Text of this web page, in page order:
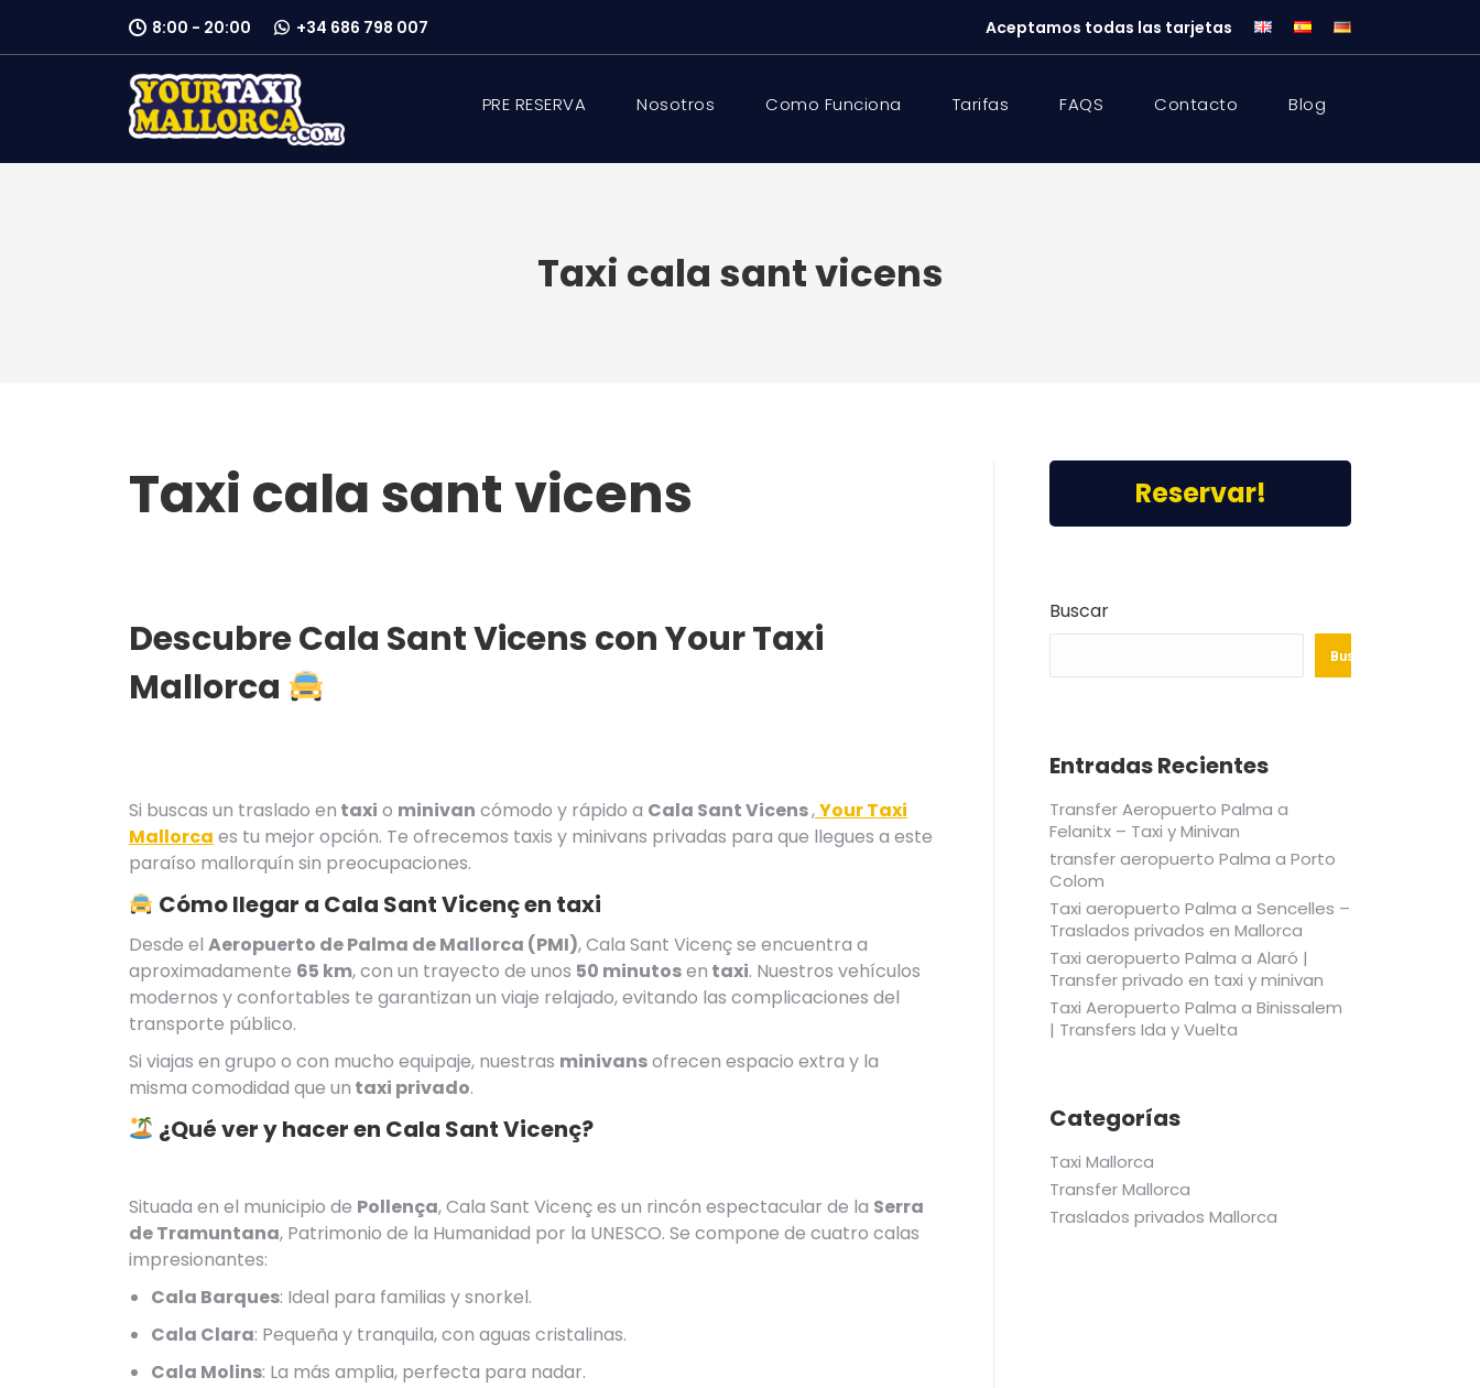
8:00 - 20:00 +34 686 798 007 Aceptamos todas las tarjetas
PRE RESERVA Nosotros Como Funciona Tarifas FAQS Contacto Blog
Taxi cala sant vicens
Taxi cala sant vicens
Descubre Cala Sant Vicens conYour Taxi
Mallorca
Si buscas un traslado en taxi o minivan cómodo y rápido a Cala Sant Vicens,Your Taxi
Mallorca es tu mejor opción. Te ofrecemos taxis y minivans privadas para que llegues a este
paraíso mallorquín sin preocupaciones.
Cómo llegar a Cala Sant Vicenç en taxi
Desde el Aeropuerto de Palma de Mallorca (PMI), Cala Sant Vicenç se encuentra a
aproximadamente 65 km, con un trayecto de unos 50 minutosen taxi. Nuestros vehículos
modernos y confortables te garantizan un viaje relajado, evitando las complicaciones del
transporte público.
Si viajas en grupo o con mucho equipaje, nuestras minivansofrecen espacio extra y la
misma comodidad que un taxi privado.
¿Qué ver y hacer en Cala Sant Vicenç?
Situada en el municipio de Pollença, Cala Sant Vicenç es un rincón espectacular de la Serra
de Tramuntana, Patrimonio de la Humanidad por la UNESCO. Se compone de cuatro calas
impresionantes:
Cala Barques: Ideal para familias y snorkel.
Cala Clara: Pequeña y tranquila, con aguas cristalinas.
Cala Molins: La más amplia, perfecta para nadar.
Reservar!
Buscar
Buscar
Entradas Recientes
Transfer Aeropuerto Palma a
Felanitx – Taxi y Minivan
transfer aeropuerto Palma a Porto
Colom
Taxi aeropuerto Palma a Sencelles –
Traslados privados en Mallorca
Taxi aeropuerto Palma a Alaró |
Transfer privado en taxi y minivan
Taxi Aeropuerto Palma a Binissalem
| Transfers Ida y Vuelta
Categorías
Taxi Mallorca
Transfer Mallorca
Traslados privados Mallorca